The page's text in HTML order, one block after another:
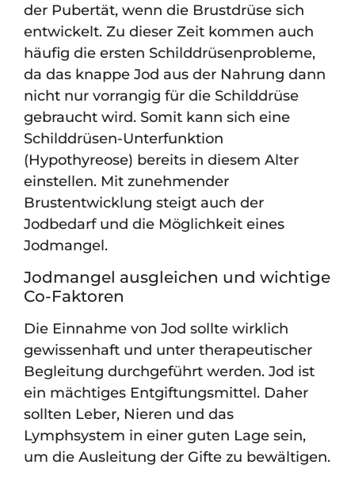
der Pubertät, wenn die Brustdrüse sich
entwickelt. Zu dieser Zeit kommen auch
häufig die ersten Schilddrüsenprobleme,
da das knappe Jod aus der Nahrung dann
nicht nur vorrangig für die Schilddrüse
gebraucht wird. Somit kann sich eine
Schilddrüsen-Unterfunktion
(Hypothyreose) bereits in diesem Alter
einstellen. Mit zunehmender
Brustentwicklung steigt auch der
Jodbedarf und die Möglichkeit eines
Jodmangel.
Jodmangel ausgleichen und wichtige
Co-Faktoren
Die Einnahme von Jod sollte wirklich
gewissenhaft und unter therapeutischer
Begleitung durchgeführt werden. Jod ist
ein mächtiges Entgiftungsmittel. Daher
sollten Leber, Nieren und das
Lymphsystem in einer guten Lage sein,
um die Ausleitung der Gifte zu bewältigen.